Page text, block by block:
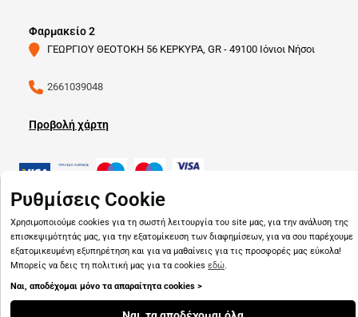
Φαρμακείο 2
ΓΕΩΡΓΙΟΥ ΘΕΟΤΟΚΗ 56 ΚΕΡΚΥΡΑ, GR - 49100 Ιόνιοι Νήσοι
2661039048
Προβολή χάρτη
Copyright © 2026pharmado.gr
Ρυθμίσεις Cookie
Χρησιμοποιούμε cookies για τη σωστή λειτουργία του site μας, για την ανάλυση της
επισκεψιμότητάς μας, για την εξατομίκευση των διαφημίσεων, για να σου παρέχουμε
εξατομικευμένη εξυπηρέτηση και για να μαθαίνεις για τις προσφορές μας εύκολα!
Μπορείς να δεις τη πολιτική μας για τα cookies εδώ.
Ναι, αποδέχομαι μόνο τα απαραίτητα cookies >